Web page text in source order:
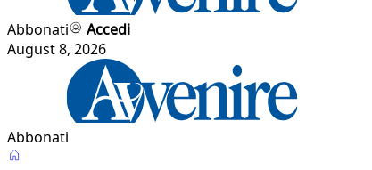
Abbonati
Accedi
August 8, 2026
Abbonati